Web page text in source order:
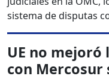
sistema de disputas
UE no
con Mercosur